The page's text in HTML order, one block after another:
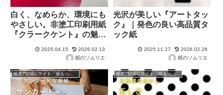
白く、なめらか、環境にも
やさしい。非塗工印刷用紙
『クラークケント』の魅力
2025.04.15
2026.02.13
紙のソムリエ
光沢が美しい『アートタッ
ク』｜発色の良い高品質タ
ック紙
2025.11.27
2026.02.26
紙のソムリエ
紙専門のECサイト『紙もっと！』の商品紹介！ 紙専門のECサイト『紙もっと！』の商品紹介！